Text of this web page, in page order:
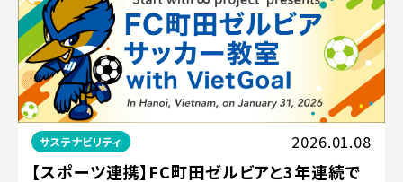
サステナビリティ 2026.01.08
【スポーツ連携】FC町田ゼルビアと3年連続で